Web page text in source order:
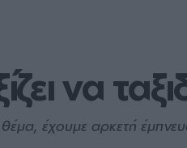
να
θέμα, έχουμε αρκετή